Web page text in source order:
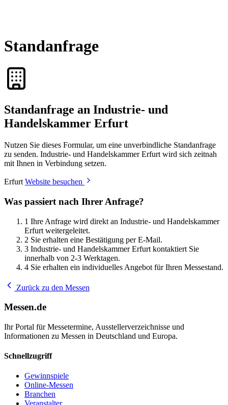
Standanfrage
Standanfrage an Industrie- und
Handelskammer Erfurt
Nutzen Sie dieses Formular, um eine unverbindliche Standanfrage
zu senden. Industrie- und Handelskammer Erfurt wird sich zeitnah
mit Ihnen in Verbindung setzen.
Erfurt Website besuchen
Was passiert nach Ihrer Anfrage?
1 Ihre Anfrage wird direkt an Industrie- und Handelskammer
Erfurt weitergeleitet.
2 Sie erhalten eine Bestätigung per E-Mail.
3 Industrie- und Handelskammer Erfurt kontaktiert Sie
innerhalb von 2-3 Werktagen.
4 Sie erhalten ein individuelles Angebot für Ihren Messestand.
Zurück zu den Messen
Messen.de
Ihr Portal für Messetermine, Ausstellerverzeichnisse und
Informationen zu Messen in Deutschland und Europa.
Schnellzugriff
Gewinnspiele
Online-Messen
Branchen